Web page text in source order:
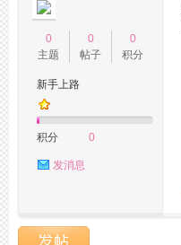
0
主题
0
帖子
0
积分
新手上路
积分 0
发消息